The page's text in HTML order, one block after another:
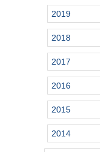
2019
2018
2017
2016
2015
2014